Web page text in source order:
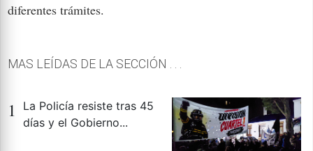
diferentes trámites.
MAS LEÍDAS DE LA SECCIÓN . . .
1
La Policía resiste tras 45
días y el Gobierno...